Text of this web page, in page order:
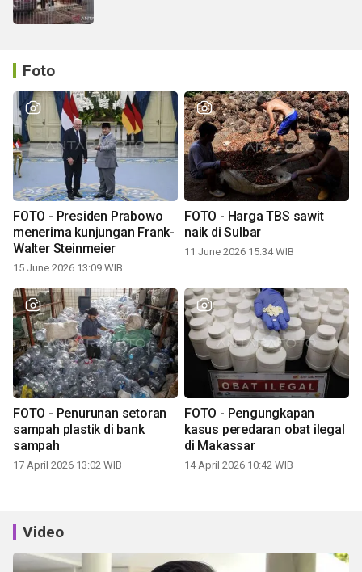
Foto
FOTO - Presiden Prabowo
menerima kunjungan Frank-
Walter Steinmeier
15 June 2026 13:09 WIB
FOTO - Harga TBS sawit
naik di Sulbar
11 June 2026 15:34 WIB
FOTO - Penurunan setoran
sampah plastik di bank
sampah
17 April 2026 13:02 WIB
FOTO - Pengungkapan
kasus peredaran obat ilegal
di Makassar
14 April 2026 10:42 WIB
Video